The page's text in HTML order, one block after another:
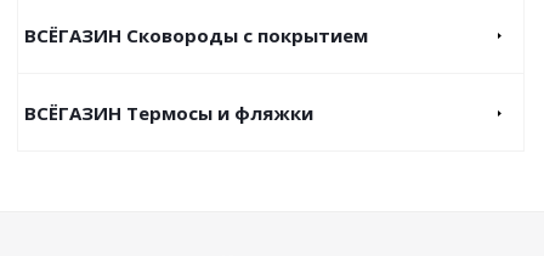
ВСЁГАЗИН Сковороды с покрытием
ВСЁГАЗИН Термосы и фляжки